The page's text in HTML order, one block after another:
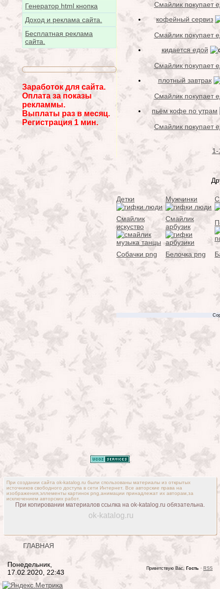
Генератор html кнопка
Доход и реклама сайта.
Бесплатная реклама
сайта.
Заработок для сайта.
Оплата за показы
рекламмы.
Выплаты раз в месяц.
Регистрация 1 мин.
Смайлик покупает
кофейный сервиз
Смайлик покупает
кидается едой
Смайлик покупает
плотный завтрак
Смайлик покупает
пьём кофе по утрам
Смайлик покупает
1-
Детки Мужчинки
Смайлик
искуство
Смайлик
арбузик
Собачки png Белочка png
При создании сайта ok-katalog.ru были спользованы материалы из открытых
источников свободного доступа в сети Интернет. Все авторские права на
изображения,эллементы картинок png,анимации принадлежат их авторам,за
исключением авторских работ.
При копировании материалов ссылка на ok-katalog.ru обязательна.
ok-katalog.ru
ГЛАВНАЯ
Понедельник,
17.02.2020, 22:43
Приветствую Вас, Гость · RSS